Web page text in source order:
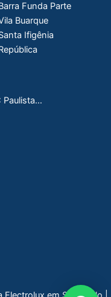
Funda Parte
Buarque
Ifigênia
Paulista…